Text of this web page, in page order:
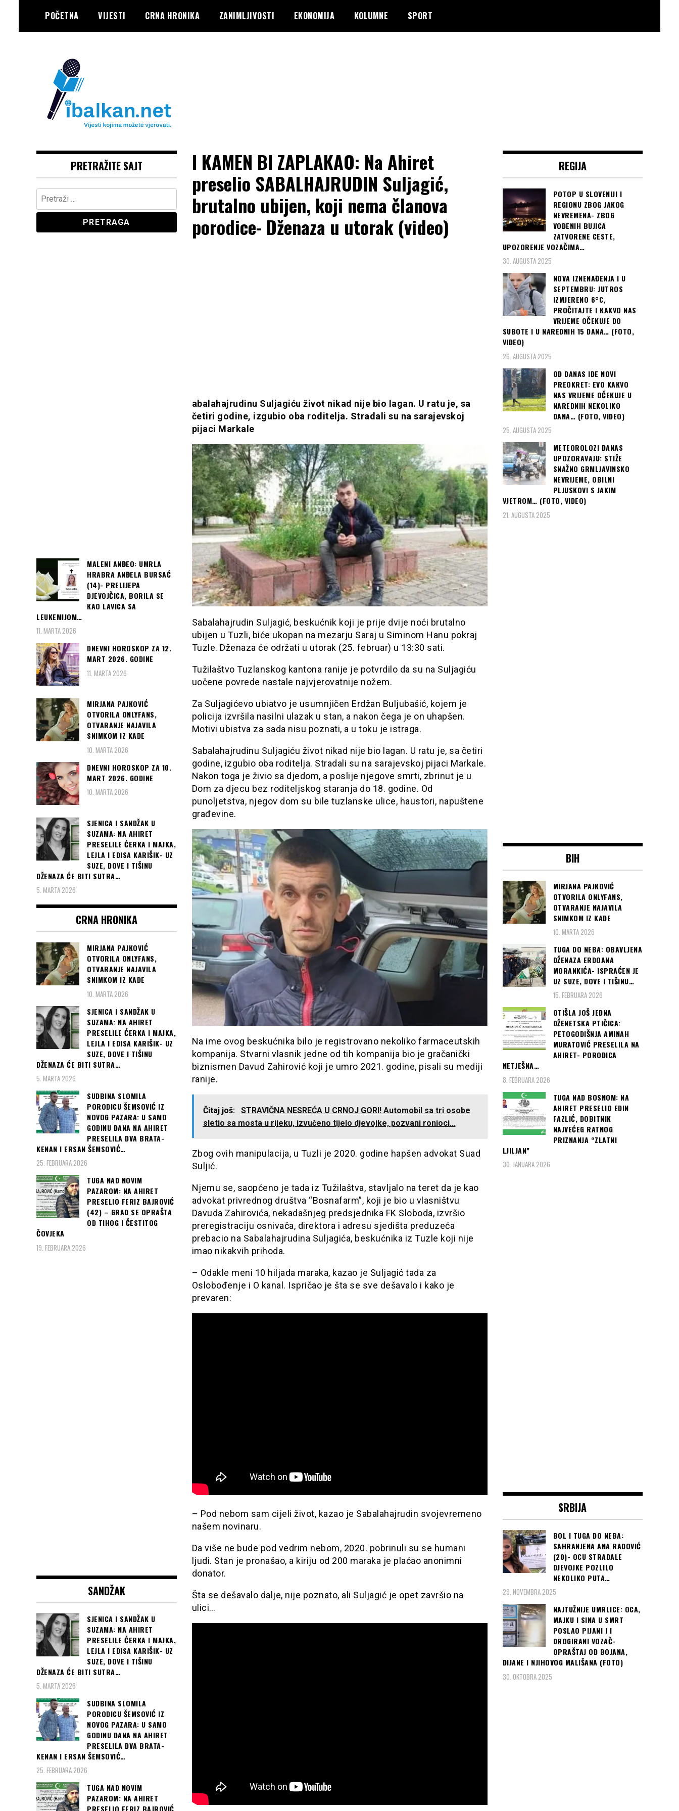
content
POČETNA VIJESTI CRNA HRONIKA ZANIMLJIVOSTI EKONOMIJA KOLUMNE SPORT
IBALKAN
I KAMEN BI ZAPLAKAO: Na Ahiret
preselio SABALHAJRUDIN Suljagić,
brutalno ubijen, koji nema članova
porodice- Dženaza u utorak (video)
abalahajrudinu Suljagiću život nikad nije bio lagan. U ratu je, sa
četiri godine, izgubio oba roditelja. Stradali su na sarajevskoj
pijaci Markale
Sabalahajrudin Suljagić, beskućnik koji je prije dvije noći brutalno
ubijen u Tuzli, biće ukopan na mezarju Saraj u Siminom Hanu pokraj
Tuzle. Dženaza će održati u utorak (25. februar) u 13:30 sati.
Tužilaštvo Tuzlanskog kantona ranije je potvrdilo da su na Suljagiću
uočene povrede nastale najvjerovatnije nožem.
Za Suljagićevo ubiatvo je usumnjičen Erdžan Buljubašić, kojem je
policija izvršila nasilni ulazak u stan, a nakon čega je on uhapšen.
Motivi ubistva za sada nisu poznati, a u toku je istraga.
Sabalahajrudinu Suljagiću život nikad nije bio lagan. U ratu je, sa četiri
godine, izgubio oba roditelja. Stradali su na sarajevskoj pijaci Markale.
Nakon toga je živio sa djedom, a poslije njegove smrti, zbrinut je u
Dom za djecu bez roditeljskog staranja do 18. godine. Od
punoljetstva, njegov dom su bile tuzlanske ulice, haustori, napuštene
građevine.
Na ime ovog beskućnika bilo je registrovano nekoliko farmaceutskih
kompanija. Stvarni vlasnik jedne od tih kompanija bio je gračanički
biznismen Davud Zahirović koji je umro 2021. godine, pisali su mediji
ranije.
Čitaj još:
STRAVIČNA NESREĆA U CRNOJ GORI! Automobil sa tri osobe
sletio sa mosta u rijeku, izvučeno tijelo djevojke, pozvani ronioci...
Zbog ovih manipulacija, u Tuzli je 2020. godine hapšen advokat Suad
Suljić.
Njemu se, saopćeno je tada iz Tužilaštva, stavljalo na teret da je kao
advokat privrednog društva “Bosnafarm”, koji je bio u vlasništvu
Davuda Zahirovića, nekadašnjeg predsjednika FK Sloboda, izvršio
preregistraciju osnivača, direktora i adresu sjedišta preduzeća
prebacio na Sabalahajrudina Suljagića, beskućnika iz Tuzle koji nije
imao nikakvih prihoda.
– Odakle meni 10 hiljada maraka, kazao je Suljagić tada za
Oslobođenje i O kanal. Ispričao je šta se sve dešavalo i kako je
prevaren:
– Pod nebom sam cijeli život, kazao je Sabalahajrudin svojevremeno
našem novinaru.
Da više ne bude pod vedrim nebom, 2020. pobrinuli su se humani
ljudi. Stan je pronašao, a kiriju od 200 maraka je plaćao anonimni
donator.
Šta se dešavalo dalje, nije poznato, ali Suljagić je opet završio na
ulici…
PRETRAŽITE SAJT
Pretraga:
MALENI ANĐEO: UMRLA
HRABRA ANĐELA BURSAĆ
(14)- PRELIJEPA
DJEVOJČICA, BORILA SE
KAO LAVICA SA
LEUKEMIJOM…
11. MARTA 2026
DNEVNI HOROSKOP ZA 12.
MART 2026. GODINE
11. MARTA 2026
MIRJANA PAJKOVIĆ
OTVORILA ONLYFANS,
OTVARANJE NAJAVILA
SNIMKOM IZ KADE
10. MARTA 2026
DNEVNI HOROSKOP ZA 10.
MART 2026. GODINE
10. MARTA 2026
SJENICA I SANDŽAK U
SUZAMA: NA AHIRET
PRESELILE ĆERKA I MAJKA,
LEJLA I EDISA KARIŠIK- UZ
SUZE, DOVE I TIŠINU
DŽENAZA ĆE BITI SUTRA…
5. MARTA 2026
CRNA HRONIKA
MIRJANA PAJKOVIĆ
OTVORILA ONLYFANS,
OTVARANJE NAJAVILA
SNIMKOM IZ KADE
10. MARTA 2026
SJENICA I SANDŽAK U
SUZAMA: NA AHIRET
PRESELILE ĆERKA I MAJKA,
LEJLA I EDISA KARIŠIK- UZ
SUZE, DOVE I TIŠINU
DŽENAZA ĆE BITI SUTRA…
5. MARTA 2026
SUDBINA SLOMILA
PORODICU ŠEMSOVIĆ IZ
NOVOG PAZARA: U SAMO
GODINU DANA NA AHIRET
PRESELILA DVA BRATA-
KENAN I ERSAN ŠEMSOVIĆ…
25. FEBRUARA 2026
TUGA NAD NOVIM
PAZAROM: NA AHIRET
PRESELIO FERIZ BAJROVIĆ
(42) – GRAD SE OPRAŠTA
OD TIHOG I ČESTITOG
ČOVJEKA
19. FEBRUARA 2026
SANDŽAK
SJENICA I SANDŽAK U
SUZAMA: NA AHIRET
PRESELILE ĆERKA I MAJKA,
LEJLA I EDISA KARIŠIK- UZ
SUZE, DOVE I TIŠINU
DŽENAZA ĆE BITI SUTRA…
5. MARTA 2026
SUDBINA SLOMILA
PORODICU ŠEMSOVIĆ IZ
NOVOG PAZARA: U SAMO
GODINU DANA NA AHIRET
PRESELILA DVA BRATA-
KENAN I ERSAN ŠEMSOVIĆ…
25. FEBRUARA 2026
TUGA NAD NOVIM
PAZAROM: NA AHIRET
REGIJA
POTOP U SLOVENIJI I
REGIONU ZBOG JAKOG
NEVREMENA- ZBOG
VODENIH BUJICA
ZATVORENE CESTE,
UPOZORENJE VOZAČIMA…
30. AUGUSTA 2025
NOVA IZNENAĐENJA I U
SEPTEMBRU: JUTROS
IZMJERENO 6°C,
PROČITAJTE I KAKVO NAS
VRIJEME OČEKUJE DO
SUBOTE I U NAREDNIH 15 DANA… (FOTO,
VIDEO)
26. AUGUSTA 2025
OD DANAS IDE NOVI
PREOKRET: EVO KAKVO
NAS VRIJEME OČEKUJE U
NAREDNIH NEKOLIKO
DANA… (FOTO, VIDEO)
25. AUGUSTA 2025
METEOROLOZI DANAS
UPOZORAVAJU: STIŽE
SNAŽNO GRMLJAVINSKO
NEVRIJEME, OBILNI
PLJUSKOVI S JAKIM
VJETROM… (FOTO, VIDEO)
21. AUGUSTA 2025
BIH
MIRJANA PAJKOVIĆ
OTVORILA ONLYFANS,
OTVARANJE NAJAVILA
SNIMKOM IZ KADE
10. MARTA 2026
TUGA DO NEBA: OBAVLJENA
DŽENAZA ERDOANA
MORANKIĆA- ISPRAĆEN JE
UZ SUZE, DOVE I TIŠINU…
15. FEBRUARA 2026
OTIŠLA JOŠ JEDNA
DŽENETSKA PTIČICA:
PETOGODIŠNJA AMINAH
MURATOVIĆ PRESELILA NA
AHIRET- PORODICA
NETJEŠNA…
8. FEBRUARA 2026
TUGA NAD BOSNOM: NA
AHIRET PRESELIO EDIN
FAZLIĆ, DOBITNIK
NAJVEĆEG RATNOG
PRIZNANJA “ZLATNI
LJILJAN”
30. JANUARA 2026
SRBIJA
BOL I TUGA DO NEBA:
SAHRANJENA ANA RADOVIĆ
(20)- OCU STRADALE
DJEVOJKE POZLILO
NEKOLIKO PUTA…
29. NOVEMBRA 2025
NAJTUŽNIJE UMRLICE: OCA,
MAJKU I SINA U SMRT
POSLAO PIJANI I I
DROGIRANI VOZAČ-
OPRAŠTAJ OD BOJANA,
DIJANE I NJIHOVOG MALIŠANA (FOTO)
30. OKTOBRA 2025